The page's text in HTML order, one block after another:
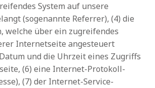
System auf unsere
(sogenannte Referrer), (4) die
welche über ein zugreifendes
Internetseite angesteuert
und die Uhrzeit eines Zugriffs
(6) eine Internet-Protokoll-
(7) der Internet-Service-